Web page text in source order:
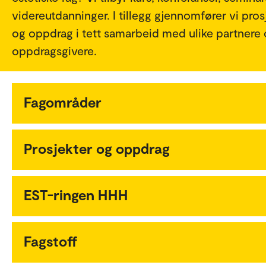
videreutdanninger. I tillegg gjennomfører vi
og oppdrag i tett samarbeid med ulike partnere
oppdragsgivere.
Fagområder
Prosjekter og oppdrag
EST-ringen HHH
Fagstoff